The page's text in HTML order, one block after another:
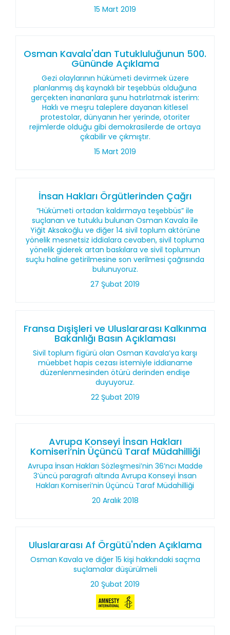
15 Mart 2019
Osman Kavala'dan Tutukluluğunun 500.
Gününde Açıklama
Gezi olaylarının hükümeti devirmek üzere
planlanmış dış kaynaklı bir teşebbüs olduğuna
gerçekten inananlara şunu hatırlatmak isterim:
Haklı ve meşru taleplere dayanan kitlesel
protestolar, dünyanın her yerinde, otoriter
rejimlerde olduğu gibi demokrasilerde de ortaya
çıkabilir ve çıkmıştır.
15 Mart 2019
İnsan Hakları Örgütlerinden Çağrı
“Hükümeti ortadan kaldırmaya teşebbüs” ile
suçlanan ve tutuklu bulunan Osman Kavala ile
Yiğit Aksakoğlu ve diğer 14 sivil toplum aktörüne
yönelik mesnetsiz iddialara cevaben, sivil topluma
yönelik giderek artan baskılara ve sivil toplumun
suçlu haline getirilmesine son verilmesi çağrısında
bulunuyoruz.
27 Şubat 2019
Fransa Dışişleri ve Uluslararası Kalkınma
Bakanlığı Basın Açıklaması
Sivil toplum figürü olan Osman Kavala’ya karşı
müebbet hapis cezası istemiyle iddianame
düzenlenmesinden ötürü derinden endişe
duyuyoruz.
22 Şubat 2019
Avrupa Konseyi İnsan Hakları
Komiseri’nin Üçüncü Taraf Müdahilliği
Avrupa İnsan Hakları Sözleşmesi’nin 36’ncı Madde
3’üncü paragrafı altında Avrupa Konseyi İnsan
Hakları Komiseri’nin Üçüncü Taraf Müdahilliği
20 Aralık 2018
Uluslararası Af Örgütü'nden Açıklama
Osman Kavala ve diğer 15 kişi hakkındaki saçma
suçlamalar düşürülmeli
20 Şubat 2019